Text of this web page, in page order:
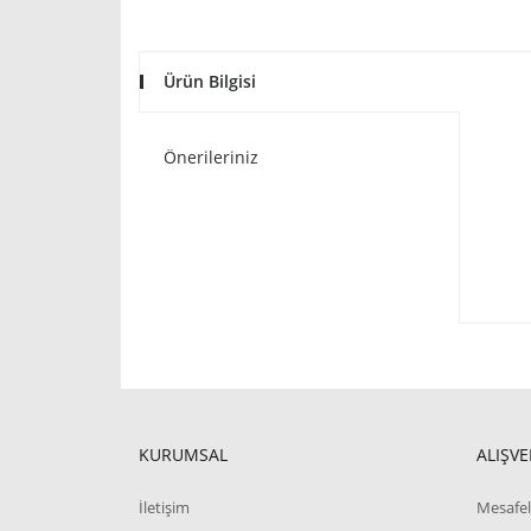
Ürün Bilgisi
Önerileriniz
KURUMSAL
İletişim